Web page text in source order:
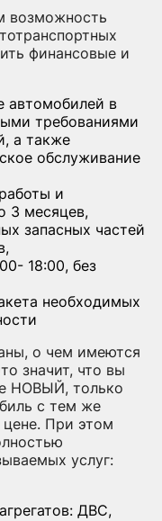
возможность
финансовые и
автомобилей в
требованиями
а также
обслуживание
и
3 месяцев,
запасных частей
18:00, без
необходимых
о чем имеются
значит, что вы
НОВЫЙ, только
с тем же
цене. При этом
услуг:
ДВС,